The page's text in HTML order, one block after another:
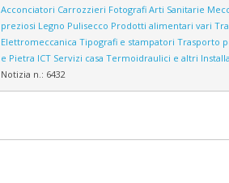
Acconciatori Carrozzieri Fotografi Arti Sanitarie
preziosi Legno Pulisecco Prodotti alimentari vari
Elettromeccanica Tipografi e stampatori Trasporto
e Pietra ICT Servizi casa Termoidraulici e altri
Notizia n.: 6432